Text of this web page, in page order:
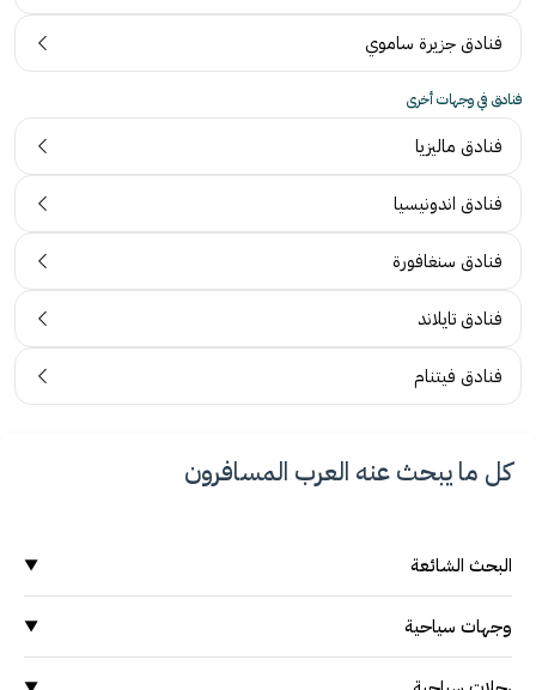
فنادق جزيرة ساموي
فنادق في وجهات أخرى
فنادق ماليزيا
فنادق اندونيسيا
فنادق سنغافورة
فنادق تايلاند
فنادق فيتنام
كل ما يبحث عنه العرب المسافرون
البحث الشائعة ▼
وجهات سياحية
السياحة في ماليزيا
السياحة في اندونيسيا
وجهات سياحية ▼